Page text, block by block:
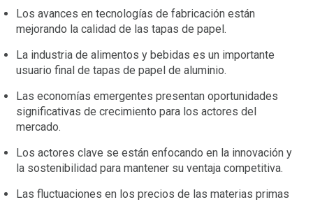
Los avances en tecnologías de fabricación están
mejorando la calidad de las tapas de papel.
La industria de alimentos y bebidas es un importante
usuario final de tapas de papel de aluminio.
Las economías emergentes presentan oportunidades
significativas de crecimiento para los actores del
mercado.
Los actores clave se están enfocando en la innovación y
la sostenibilidad para mantener su ventaja competitiva.
Las fluctuaciones en los precios de las materias primas